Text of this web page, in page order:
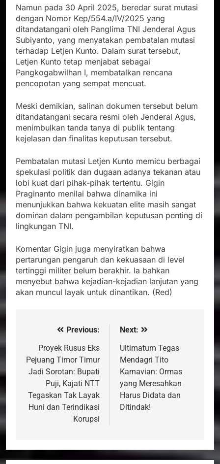
Namun pada 30 April 2025, beredar surat mutasi
dengan Nomor Kep/554.a/IV/2025 yang
ditandatangani oleh Panglima TNI Jenderal Agus
Subiyanto, yang menyatakan pembatalan mutasi
terhadap Letjen Kunto. Dalam surat tersebut,
Letjen Kunto tetap menjabat sebagai
Pangkogabwilhan I, membatalkan rencana
pencopotan yang sempat mencuat.
Meski demikian, salinan dokumen tersebut belum
ditandatangani secara resmi oleh Jenderal Agus,
menimbulkan tanda tanya di publik tentang
kejelasan dan finalitas keputusan tersebut.
Pembatalan mutasi Letjen Kunto memicu berbagai
spekulasi politik dan dugaan adanya tekanan atau
lobi kuat dari pihak-pihak tertentu. Gigin
Praginanto menilai bahwa dinamika ini
menunjukkan bahwa kekuatan elite masih sangat
dominan dalam pengambilan keputusan penting di
lingkungan TNI.
Komentar Gigin juga menyiratkan bahwa
pertarungan pengaruh dan kekuasaan di level
tertinggi militer belum berakhir. Ia bahkan
menyebut bahwa kejadian-kejadian lanjutan yang
akan muncul layak untuk dinantikan. (Red)
Navigasi
pos
Previous:
Proyek Rusus Eks
Pejuang Timor Timur
Jadi Sorotan: Bupati
Puji, Kajati NTT
Tegaskan Tak Layak
Huni dan Terindikasi
Korupsi
Next:
Ultimatum Tegas
Mendagri Tito
Karnavian: Ormas
yang Meresahkan
Harus Didata dan
Ditindak!